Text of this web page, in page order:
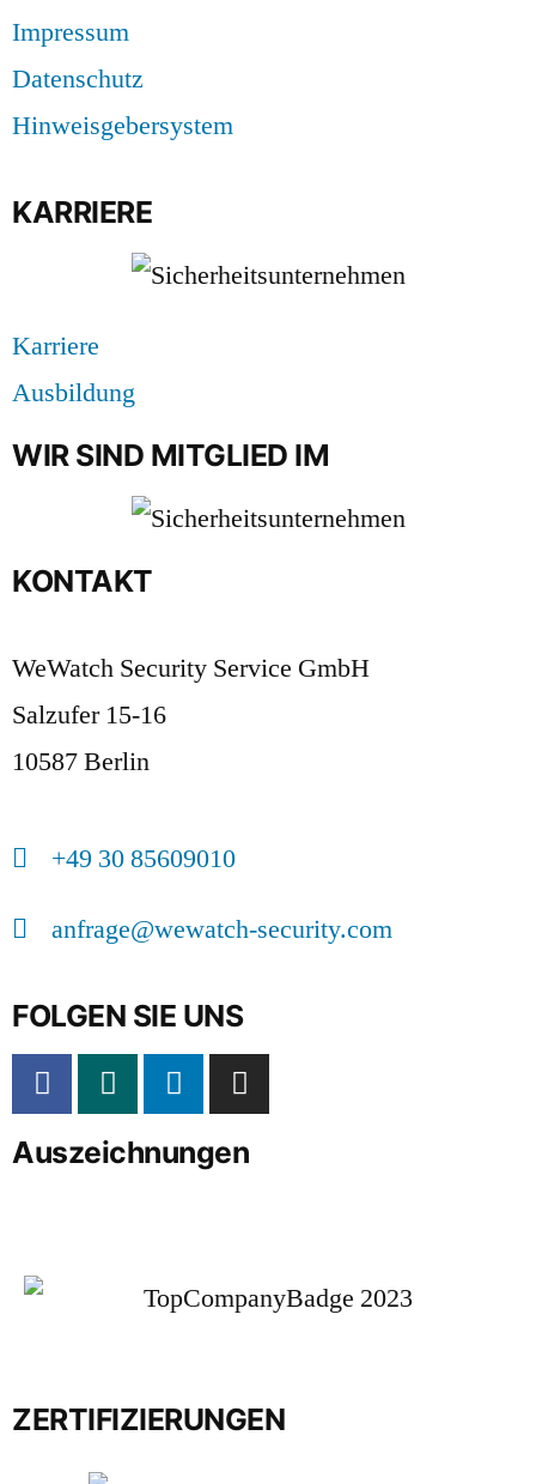
Impressum
Datenschutz
Hinweisgebersystem
KARRIERE
Karriere
Ausbildung
WIR SIND MITGLIED IM
KONTAKT
WeWatch Security Service GmbH
Salzufer 15-16
10587 Berlin
+49 30 85609010
anfrage@wewatch-security.com
FOLGEN SIE UNS
Auszeichnungen
ZERTIFIZIERUNGEN